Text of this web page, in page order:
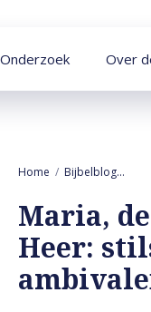
Onderzoek Over
Home Bijbelblog
Maria,
Heer: